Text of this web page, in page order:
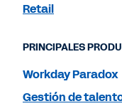
Retail
PRINCIPALES
Workday Paradox
Gestión de